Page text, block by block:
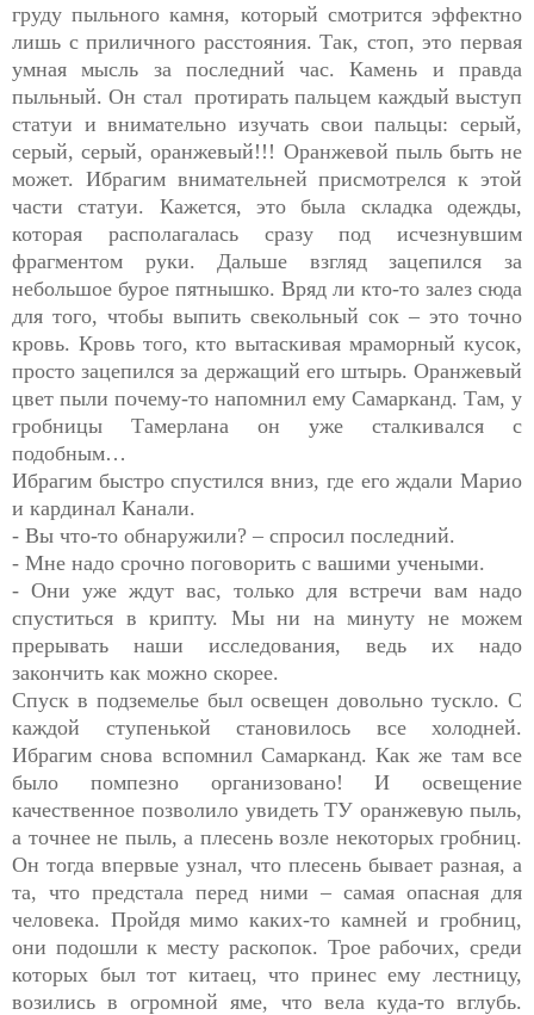
груду пыльного камня, который смотрится эффектно
лишь с приличного расстояния. Так, стоп, это первая
умная мысль за последний час. Камень и правда
пыльный. Он стал протирать пальцем каждый выступ
статуи и внимательно изучать свои пальцы: серый,
серый, серый, оранжевый!!! Оранжевой пыль быть не
может. Ибрагим внимательней присмотрелся к этой
части статуи. Кажется, это была складка одежды,
которая располагалась сразу под исчезнувшим
фрагментом руки. Дальше взгляд зацепился за
небольшое бурое пятнышко. Вряд ли кто-то залез сюда
для того, чтобы выпить свекольный сок – это точно
кровь. Кровь того, кто вытаскивая мраморный кусок,
просто зацепился за держащий его штырь. Оранжевый
цвет пыли почему-то напомнил ему Самарканд. Там, у
гробницы Тамерлана он уже сталкивался с
подобным…
Ибрагим быстро спустился вниз, где его ждали Марио
и кардинал Канали.
- Вы что-то обнаружили? – спросил последний.
- Мне надо срочно поговорить с вашими учеными.
- Они уже ждут вас, только для встречи вам надо
спуститься в крипту. Мы ни на минуту не можем
прерывать наши исследования, ведь их надо
закончить как можно скорее.
Спуск в подземелье был освещен довольно тускло. С
каждой ступенькой становилось все холодней.
Ибрагим снова вспомнил Самарканд. Как же там все
было помпезно организовано! И освещение
качественное позволило увидеть ТУ оранжевую пыль,
а точнее не пыль, а плесень возле некоторых гробниц.
Он тогда впервые узнал, что плесень бывает разная, а
та, что предстала перед ними – самая опасная для
человека. Пройдя мимо каких-то камней и гробниц,
они подошли к месту раскопок. Трое рабочих, среди
которых был тот китаец, что принес ему лестницу,
возились в огромной яме, что вела куда-то вглубь.